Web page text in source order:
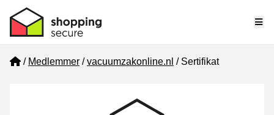
Home
Medlemmer vacuumzakonline.nl Sertifikat